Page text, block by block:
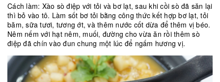
Cách làm: Xào sò điệp với tỏi và bơ lạt, sau khi cồi sò đã săn lại
thì bỏ vào tô. Làm sốt bơ tỏi bằng công thức kết hợp bơ lạt, tỏi
băm, sữa tươi, tương ớt, và thêm nước cốt dừa để thêm vị béo.
Nêm nếm với hạt nêm, muối, đường cho vừa ăn rồi thêm sò
điệp đã chín vào đun chung một lúc để ngấm hương vị.